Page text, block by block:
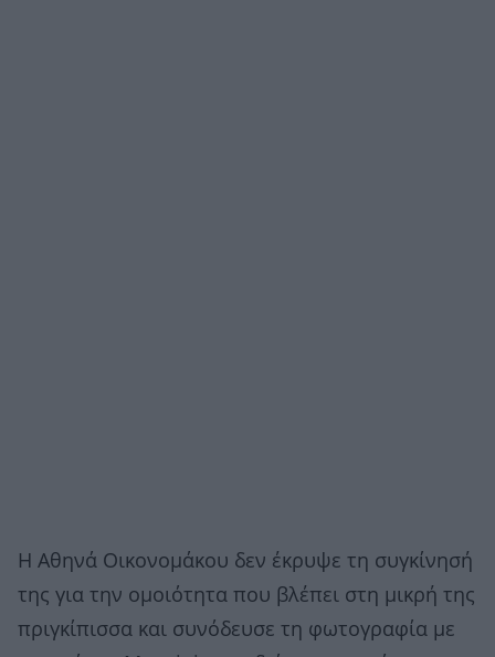
Η Αθηνά Οικονομάκου δεν έκρυψε τη συγκίνησή
της για την ομοιότητα που βλέπει στη μικρή της
πριγκίπισσα και συνόδευσε τη φωτογραφία με